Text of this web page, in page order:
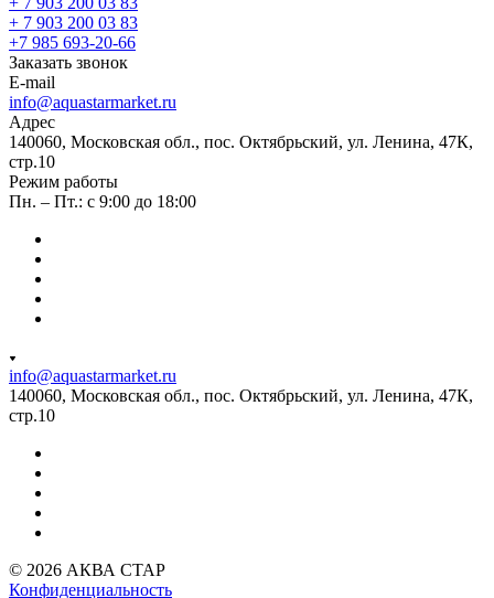
+ 7 903 200 03 83
+7 985 693-20-66
Заказать звонок
E-mail
info@aquastarmarket.ru
Адрес
140060, Московская обл., пос. Октябрьский, ул. Ленина, 47К,
стр.10
Режим работы
Пн. – Пт.: с 9:00 до 18:00
info@aquastarmarket.ru
140060, Московская обл., пос. Октябрьский, ул. Ленина, 47К,
стр.10
© 2026 АКВА СТАР
Конфиденциальность